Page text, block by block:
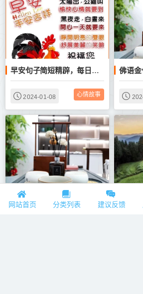
早安句子简短精辟，每日一言正能量文案
2024-01-08 心情故事
网站首页 分类列表 建议反馈